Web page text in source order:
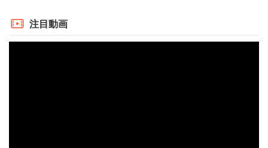
木田AIオンデマンド交通は現状どのような運行形態で実
注目動画